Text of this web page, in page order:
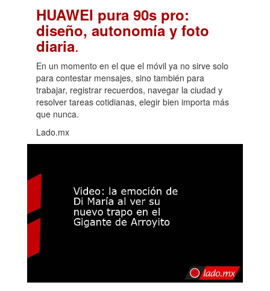
HUAWEI pura 90s pro:
diseño, autonomía y foto
diaria.
En un momento en el que el móvil ya no sirve solo
para contestar mensajes, sino también para
trabajar, registrar recuerdos, navegar la ciudad y
resolver tareas cotidianas, elegir bien importa más
que nunca.
Lado.mx